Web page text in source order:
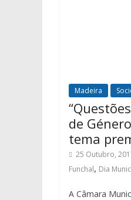
Madeira
de
tema
25 Outubro,
Funchal, Dia
A Câmara